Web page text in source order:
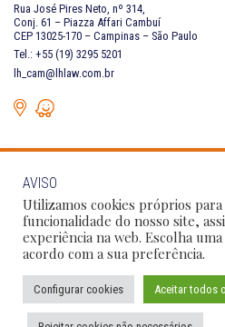
Rua José Pires Neto, nº 314,
Conj. 61 – Piazza Affari Cambuí
CEP 13025-170 – Campinas – São Paulo
Tel.: +55 (19) 3295 5201
lh_cam@lhlaw.com.br
FALE CONOSCO
Siga as nossas redes sociais:
Política de Privacidade Condições
AVISO
Utilizamos cookies próprios
funcionalidade do nosso site,
experiência na web. Escolha
acordo com a sua preferência.
Configurar cookies Aceitar todos